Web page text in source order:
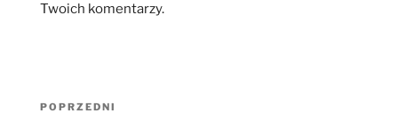
Twoich komentarzy.
Nawigacja
Poprzedni
POPRZEDNI